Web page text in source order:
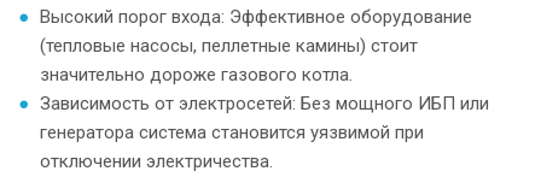
Высокий порог входа: Эффективное оборудование
(тепловые насосы, пеллетные камины) стоит
значительно дороже газового котла.
Зависимость от электросетей: Без мощного ИБП или
генератора система становится уязвимой при
отключении электричества.